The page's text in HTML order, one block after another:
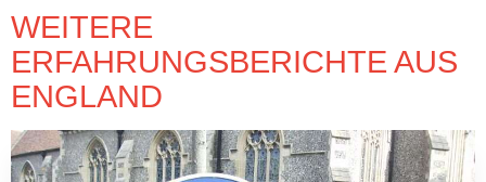
WEITERE
ERFAHRUNGSBERICHTE AUS
ENGLAND